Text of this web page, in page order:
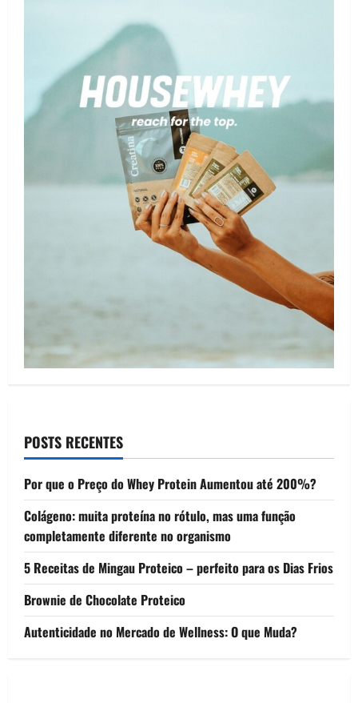
POSTS RECENTES
Por que o Preço do Whey Protein Aumentou até 200%?
Colágeno: muita proteína no rótulo, mas uma função
completamente diferente no organismo
5 Receitas de Mingau Proteico – perfeito para os Dias Frios
Brownie de Chocolate Proteico
Autenticidade no Mercado de Wellness: O que Muda?